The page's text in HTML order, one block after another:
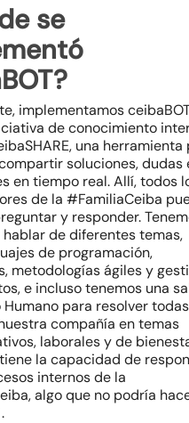
se
implementamos
de conocimiento
una herramienta
soluciones, dudas
en tiempo real. Allí, todos
de la #FamiliaCeiba
y responder.
de diferentes temas,
de programación,
metodologías ágiles y
e incluso tenemos una
Humano para resolver
compañía en temas
laborales y de
la capacidad de
internos de la
algo que no podría